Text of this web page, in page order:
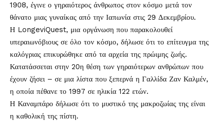
1908, έγινε ο γηραιότερος άνθρωπος στον κόσμο μετά τον
θάνατο μιας γυναίκας από την Ιαπωνία στις 29 Δεκεμβρίου.
Η LongeviQuest, μια οργάνωση που παρακολουθεί
υπεραιωνόβιους σε όλο τον κόσμο, δήλωσε ότι το επίτευγμα της
καλόγριας επικυρώθηκε από τα αρχεία της πρώιμης ζωής.
Κατατάσσεται στην 20η θέση των γηραιότερων ανθρώπων που
έχουν ζήσει – σε μια λίστα που ξεπερνά η Γαλλίδα Ζαν Καλμέν,
η οποία πέθανε το 1997 σε ηλικία 122 ετών.
Η Καναμπάρο δήλωσε ότι το μυστικό της μακροζωίας της είναι
η καθολική της πίστη.